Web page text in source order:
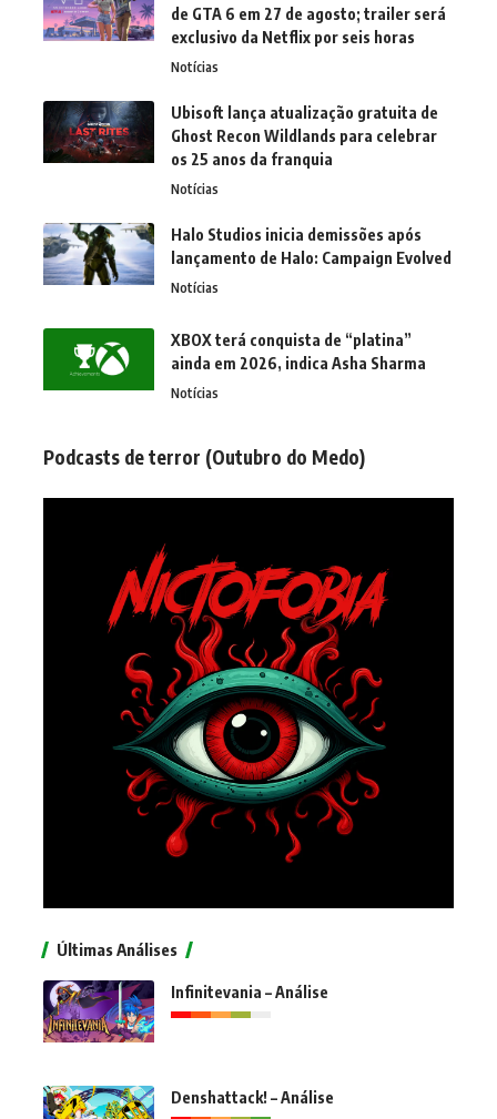
de GTA 6 em 27 de agosto; trailer será
exclusivo da Netflix por seis horas
Notícias
Ubisoft lança atualização gratuita de
Ghost Recon Wildlands para celebrar
os 25 anos da franquia
Notícias
Halo Studios inicia demissões após
lançamento de Halo: Campaign Evolved
Notícias
XBOX terá conquista de “platina”
ainda em 2026, indica Asha Sharma
Notícias
Podcasts de terror (Outubro do Medo)
Últimas Análises
Infinitevania – Análise
Denshattack! – Análise